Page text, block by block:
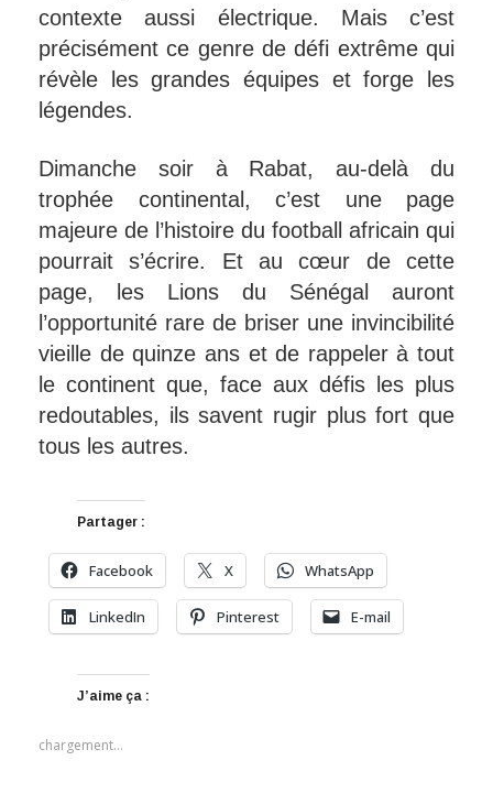
contexte aussi électrique. Mais c’est
précisément ce genre de défi extrême qui
révèle les grandes équipes et forge les
légendes.
Dimanche soir à Rabat, au-delà du
trophée continental, c’est une page
majeure de l’histoire du football africain qui
pourrait s’écrire. Et au cœur de cette
page, les Lions du Sénégal auront
l’opportunité rare de briser une invincibilité
vieille de quinze ans et de rappeler à tout
le continent que, face aux défis les plus
redoutables, ils savent rugir plus fort que
tous les autres.
Partager :
Facebook X WhatsApp
LinkedIn Pinterest E-mail
J’aime ça :
chargement…